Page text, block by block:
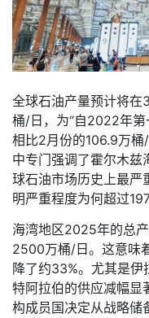
全球石油产量预计将
桶/日，为“自2022年第
相比2月份的106.9万桶
中专门强调了霍尔木兹
球石油市场历史上最严
明严重程度为何超过
海湾地区2025年的总
2500万桶/日。这意味
降了约33%。尤其是
特阿拉伯的供应减幅显
构成员国决定从战略储